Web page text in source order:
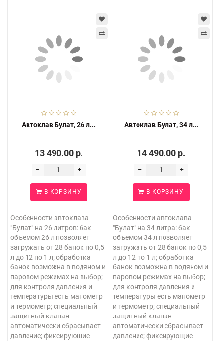
Автоклав Булат, 26 л...
13 490.00 р.
В КОРЗИНУ
Особенности автоклава
"Булат" на 26 литров: бак
объемом 26 л позволяет
загружать от 28 банок по 0,5
л до 12 по 1 л; обработка
банок возможна в водяном и
паровом режимах на выбор;
для контроля давления и
температуры есть манометр
и термометр; специальный
защитный клапан
автоматически сбрасывает
давление; фиксирующие
Автоклав Булат, 34 л...
14 490.00 р.
В КОРЗИНУ
Особенности автоклава
"Булат" на 34 литра: бак
объемом 34 л позволяет
загружать от 28 банок по 0,5
л до 12 по 1 л; обработка
банок возможна в водяном и
паровом режимах на выбор;
для контроля давления и
температуры есть манометр
и термометр; специальный
защитный клапан
автоматически сбрасывает
давление; фиксирующие